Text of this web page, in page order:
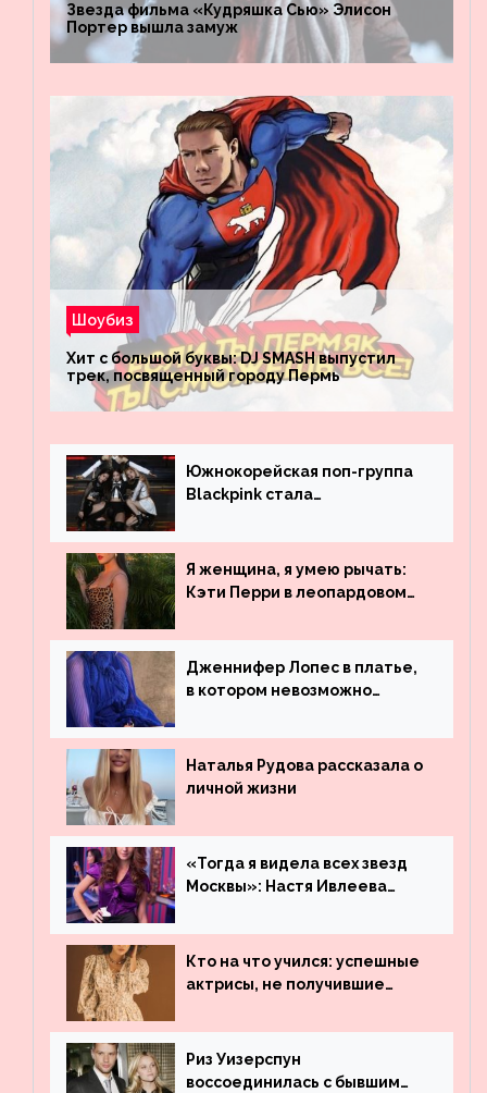
Звезда фильма «Кудряшка Сью» Элисон
Портер вышла замуж
Шоубиз
Хит с большой буквы: DJ SMASH выпустил
трек, посвященный городу Пермь
Южнокорейская поп-группа
Blackpink стала
просмотрам на YouTube. Они
обогнали даже Джастина
Бибера
Я женщина, я умею рычать:
Кэти Перри в леопардовом
Дженнифер Лопес в платье,
в котором невозможно
Наталья Рудова рассказала о
личной жизни
«Тогда я видела всех звезд
Москвы»: Настя Ивлеева
популярности и выложила
архивные фото
Кто на что учился: успешные
актрисы, не получившие
Риз Уизерспун
воссоединилась с бывшим